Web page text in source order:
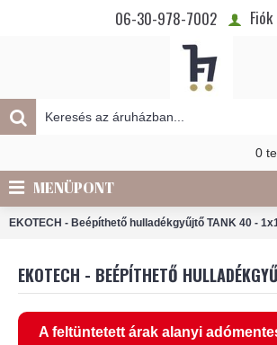
06-30-978-7002 Fiók
0
MENÜPONT
EKOTECH - Beépíthető hulladékgyűjtő TANK 40 -
A feltüntetett árak alanyi